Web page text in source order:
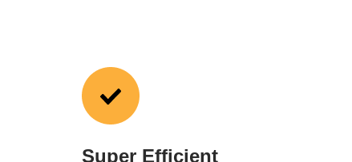
Super Efficient